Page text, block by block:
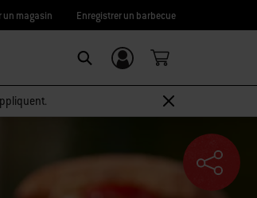
un magasin Enregistrer un barbecue
Connexion/
Inscription